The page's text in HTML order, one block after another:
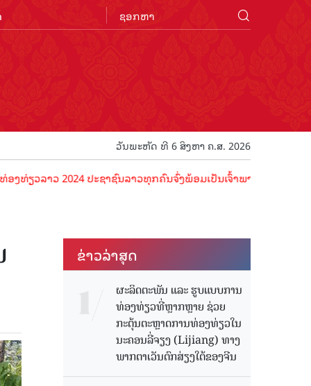
ວັນພະຫັດ ທີ 6 ສິງຫາ ຄ.ສ. 2026
ລາວ 2024 ປະຊາຊົນລາວທຸກຄົນຈົ່ງພ້ອມເປັນເຈົ້າພາບທີ່ດີ ຕ້ອນຮັບນັກທ່
ຂ່າວ​ລ່າ​ສຸດ
ຜະລິດຕະພັນ ແລະ ຮູບແບບການ
ທ່ອງທ່ຽວທີ່ຫຼາກຫຼາຍ ຊ່ວຍ
ກະຕຸ້ນຕະຫຼາດການທ່ອງທ່ຽວໃນ
ນະຄອນລີ່ຈຽງ (Lijiang) ທາງ
ພາກຕາເວັນຕົກສ່ຽງໃຕ້ຂອງຈີນ